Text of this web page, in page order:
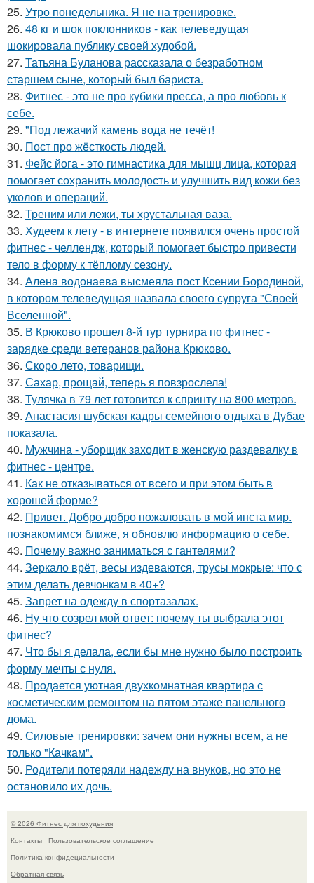
25. Утро понедельника. Я не на тренировке.
26. 48 кг и шок поклонников - как телеведущая
шокировала публику своей худобой.
27. Татьяна Буланова рассказала о безработном
старшем сыне, который был бариста.
28. Фитнес - это не про кубики пресса, а про любовь к
себе.
29. "Под лежачий камень вода не течёт!
30. Пост про жёсткость людей.
31. Фейс йога - это гимнастика для мышц лица, которая
помогает сохранить молодость и улучшить вид кожи без
уколов и операций.
32. Треним или лежи, ты хрустальная ваза.
33. Худеем к лету - в интернете появился очень простой
фитнес - челлендж, который помогает быстро привести
тело в форму к тёплому сезону.
34. Алена водонаева высмеяла пост Ксении Бородиной,
в котором телеведущая назвала своего супруга "Своей
Вселенной".
35. В Крюково прошел 8-й тур турнира по фитнес -
зарядке среди ветеранов района Крюково.
36. Скоро лето, товарищи.
37. Сахар, прощай, теперь я повзрослела!
38. Тулячка в 79 лет готовится к спринту на 800 метров.
39. Анастасия шубская кадры семейного отдыха в Дубае
показала.
40. Мужчина - уборщик заходит в женскую раздевалку в
фитнес - центре.
41. Как не отказываться от всего и при этом быть в
хорошей форме?
42. Привет. Добро добро пожаловать в мой инста мир.
познакомимся ближе, я обновлю информацию о себе.
43. Почему важно заниматься с гантелями?
44. Зеркало врёт, весы издеваются, трусы мокрые: что с
этим делать девчонкам в 40+?
45. Запрет на одежду в спортазалах.
46. Ну что созрел мой ответ: почему ты выбрала этот
фитнес?
47. Что бы я делала, если бы мне нужно было построить
форму мечты с нуля.
48. Продается уютная двухкомнатная квартира с
косметическим ремонтом на пятом этаже панельного
дома.
49. Силовые тренировки: зачем они нужны всем, а не
только "Качкам".
50. Родители потеряли надежду на внуков, но это не
остановило их дочь.
© 2026 Фитнес для похудения
Контакты
Пользовательское соглашение
Политика конфидециальности
Обратная связь